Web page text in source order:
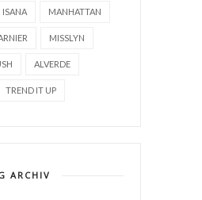
ISANA MANHATTAN
MISSLYN
ALVERDE
TREND IT UP
ARCHIV